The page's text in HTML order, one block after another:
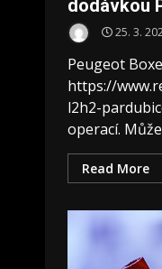
dodávkou
25. 3.
Peugeot
https://
l2h2-
operací.
Read More